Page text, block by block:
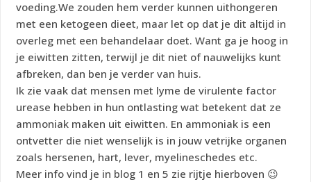
voeding.We zouden hem verder kunnen uithongeren
met een ketogeen dieet, maar let op dat je dit altijd in
overleg met een behandelaar doet. Want ga je hoog in
je eiwitten zitten, terwijl je dit niet of nauwelijks kunt
afbreken, dan ben je verder van huis.
Ik zie vaak dat mensen met lyme de virulente factor
urease hebben in hun ontlasting wat betekent dat ze
ammoniak maken uit eiwitten. En ammoniak is een
ontvetter die niet wenselijk is in jouw vetrijke organen
zoals hersenen, hart, lever, myelineschedes etc.
Meer info vind je in blog 1 en 5 zie rijtje hierboven 😉